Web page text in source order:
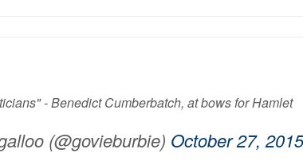
- Benedict Cumberbatch, at bows for Hamlet
(@govieburbie) October 27, 2015